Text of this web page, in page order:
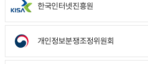
한국인터넷진흥원
개인정보분쟁조정위원회